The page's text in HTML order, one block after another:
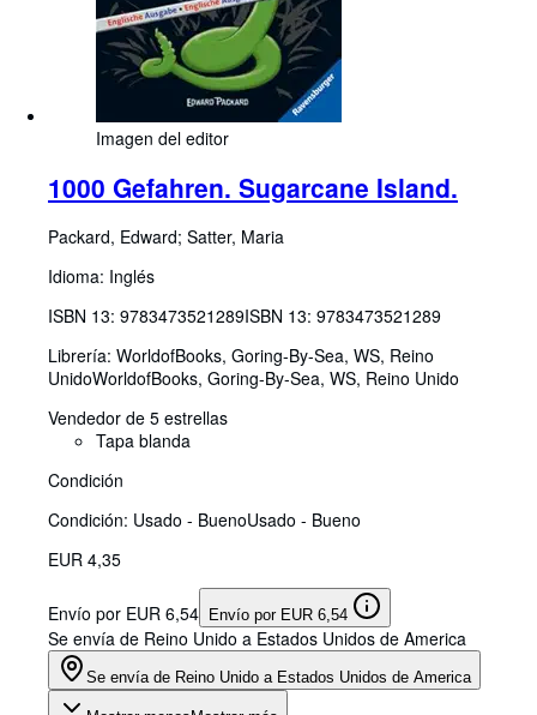
Imagen del editor
1000 Gefahren. Sugarcane Island.
Packard, Edward; Satter, Maria
Idioma: Inglés
ISBN 13: 9783473521289ISBN 13: 9783473521289
Librería: WorldofBooks, Goring-By-Sea, WS, Reino
UnidoWorldofBooks, Goring-By-Sea, WS, Reino Unido
Vendedor de 5 estrellas
Tapa blanda
Condición
Condición: Usado - BuenoUsado - Bueno
EUR 4,35
Envío por EUR 6,54 Envío por EUR 6,54
Se envía de Reino Unido a Estados Unidos de America
Se envía de Reino Unido a Estados Unidos de America